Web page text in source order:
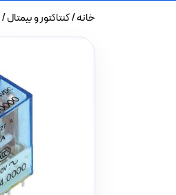
خانه/کنتاکتور و بیمتال/